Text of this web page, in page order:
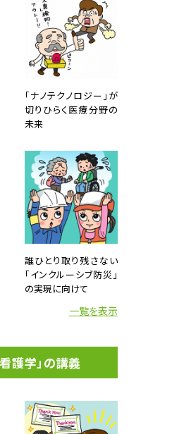
「ナノテクノロジー」が
切りひらく医療分野の
未来
誰ひとり取り残さない
「インクルーシブ防災」
の実現に向けて
一覧を表示
護学」の講義